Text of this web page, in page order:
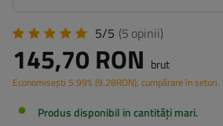
5/5 (5 opinii)
145,70 RON brut
Economisești 5.99%(9.28RON), cumpărare în seturi.
Produs disponibil in cantități mari